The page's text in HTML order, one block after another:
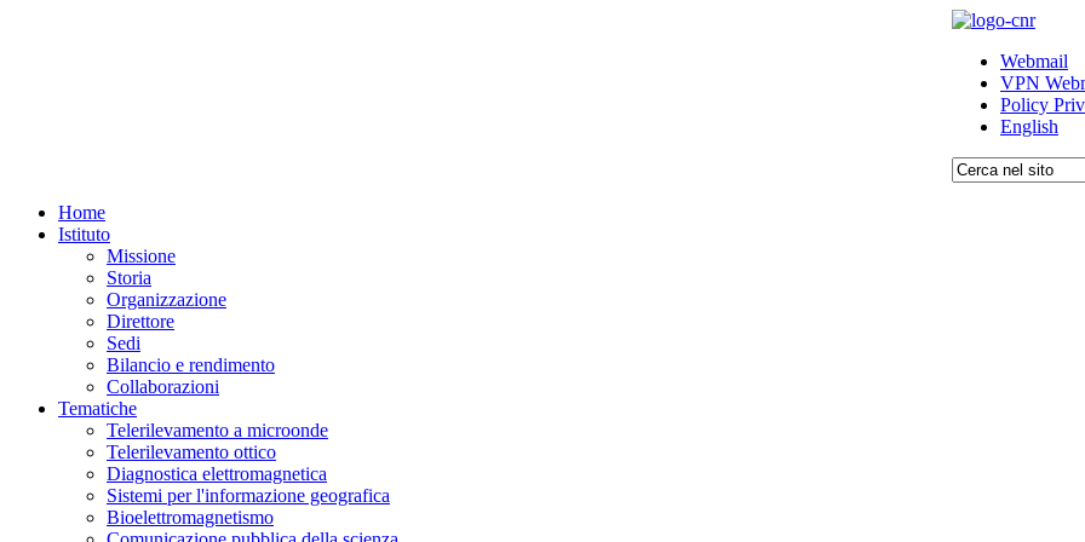
Webmail
VPN
Policy
English
Home
Istituto
Missione
Storia
Organizzazione
Direttore
Sedi
Bilancio e rendimento
Collaborazioni
Tematiche
Telerilevamento a microonde
Telerilevamento ottico
Diagnostica elettromagnetica
Sistemi per l'informazione geografica
Bioelettromagnetismo